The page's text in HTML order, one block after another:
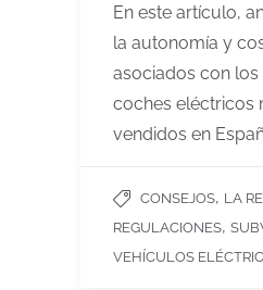
En este artículo,
la autonomía y
asociados con los
coches eléctricos
vendidos en
CONSEJOS, LA
REGULACIONES,
VEHÍCULOS